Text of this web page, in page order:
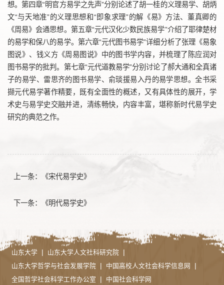
想。第四章“明官方易学之先声”分别论述了胡一桂的义理易学、胡炳
文“与天地准”的义理思想和“即象求理”的解《易》方法、董真卿的
《周易》会通思想。第五章“元代汉化少数民族易学”介绍了耶律楚材
的易学和保八的易学。第六章“元代图书易学”详细分析了张理《易象
图说》、钱义方《周易图说》中的图书学内容，并梳理了陈应润对
图书易学的批判。第七章“元代道教易学”分别讨论了郝大通和全真诸
子的易学、雷思齐的图书易学、俞琰援易入丹的易学思想。全书采
撷元代易学著作精要，既有全面性的概述，又有具体性的展开，学
术史与易学史交融并进，清练畅快，内容丰富，堪称新时代易学史
研究的典范之作。
上一条： 《宋代易学史》
下一条： 《明代易学史》
山东大学 | 山东大学人文社科研究院 |
山东大学哲学与社会发展学院 | 中国高校人文社会科学信息网 |
全国哲学社会科学工作办公室 | 中国社会科学网